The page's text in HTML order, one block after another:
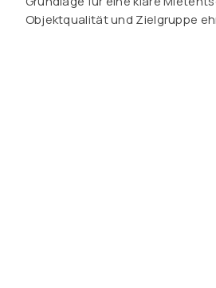
Objektqualität und Zielgruppe